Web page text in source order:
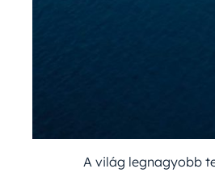
A világ legnagyobb